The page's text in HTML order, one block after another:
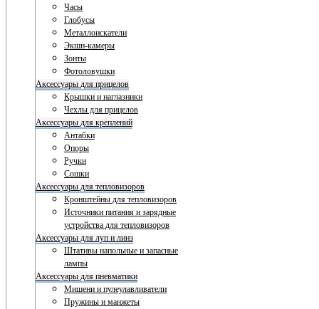
Часы
Глобусы
Металлоискатели
Экшн-камеры
Зонты
Фотоловушки
Аксессуары для прицелов
Крышки и наглазники
Чехлы для прицелов
Аксессуары для креплений
Антабки
Опоры
Ручки
Сошки
Аксессуары для тепловизоров
Кронштейны для тепловизоров
Источники питания и зарядные
устройства для тепловизоров
Аксессуары для луп и линз
Штативы напольные и запасные
лампы
Аксессуары для пневматики
Мишени и пулеулавливатели
Пружины и манжеты